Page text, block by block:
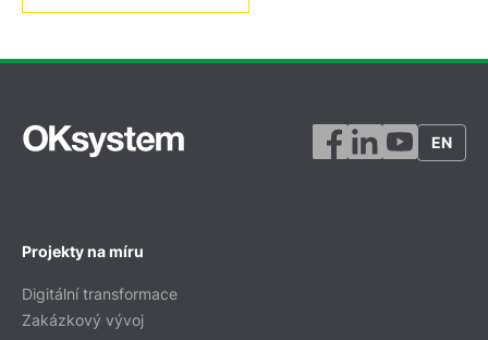
EN
Projekty na míru
Digitální transformace
Zakázkový vývoj